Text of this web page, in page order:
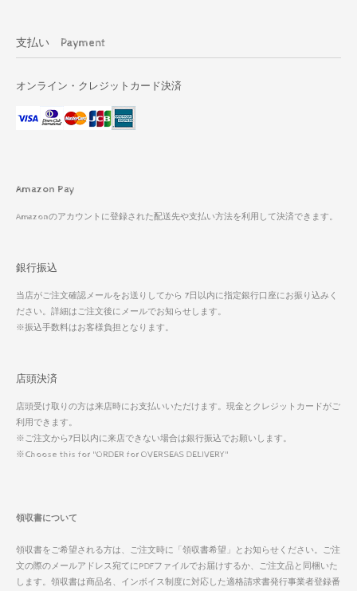
支払い Payment
オンライン・クレジットカード決済
Amazon Pay
Amazonのアカウントに登録された配送先や支払い方法を利用して決済できます。
銀行振込
当店がご注文確認メールをお送りしてから 7日以内に指定銀行口座にお振り込みく
ださい。詳細はご注文後にメールでお知らせします。
※振込手数料はお客様負担となります。
店頭決済
店頭受け取りの方は来店時にお支払いいただけます。現金とクレジットカードがご
利用できます。
※ご注文から7日以内に来店できない場合は銀行振込でお願いします。
※Choose this for "ORDER for OVERSEAS DELIVERY"
領収書について
領収書をご希望される方は、ご注文時に「領収書希望」とお知らせください。ご注
文の際のメールアドレス宛てにPDFファイルでお届けするか、ご注文品と同梱いた
します。領収書は商品名、インボイス制度に対応した適格請求書発行事業者登録番